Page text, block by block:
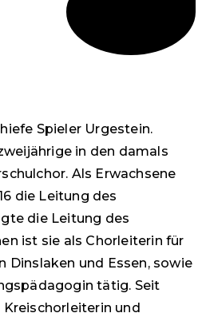
Spieler Urgestein.
in den damals
Als Erwachsene
die Leitung des
die Leitung des
ist sie als Chorleiterin für
Dinslaken und Essen, sowie
tätig. Seit
und